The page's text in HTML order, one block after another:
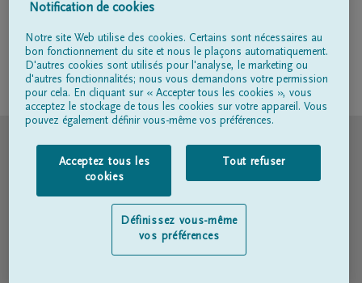
Entrepreneur de pompes funèbres
Suivez-nous sur
Conditions d'utilisation
Déclaration relative à la vie privée
Déclaration d’accessibilité
Notification de cookies
Notre site Web utilise des cookies. Certains sont nécessaires au
bon fonctionnement du site et nous le plaçons automatiquement.
D'autres cookies sont utilisés pour l'analyse, le marketing ou
d'autres fonctionnalités; nous vous demandons votre permission
pour cela. En cliquant sur « Accepter tous les cookies », vous
acceptez le stockage de tous les cookies sur votre appareil. Vous
pouvez également définir vous-même vos préférences.
Acceptez tous les
cookies
Tout refuser
Définissez vous-même
vos préférences